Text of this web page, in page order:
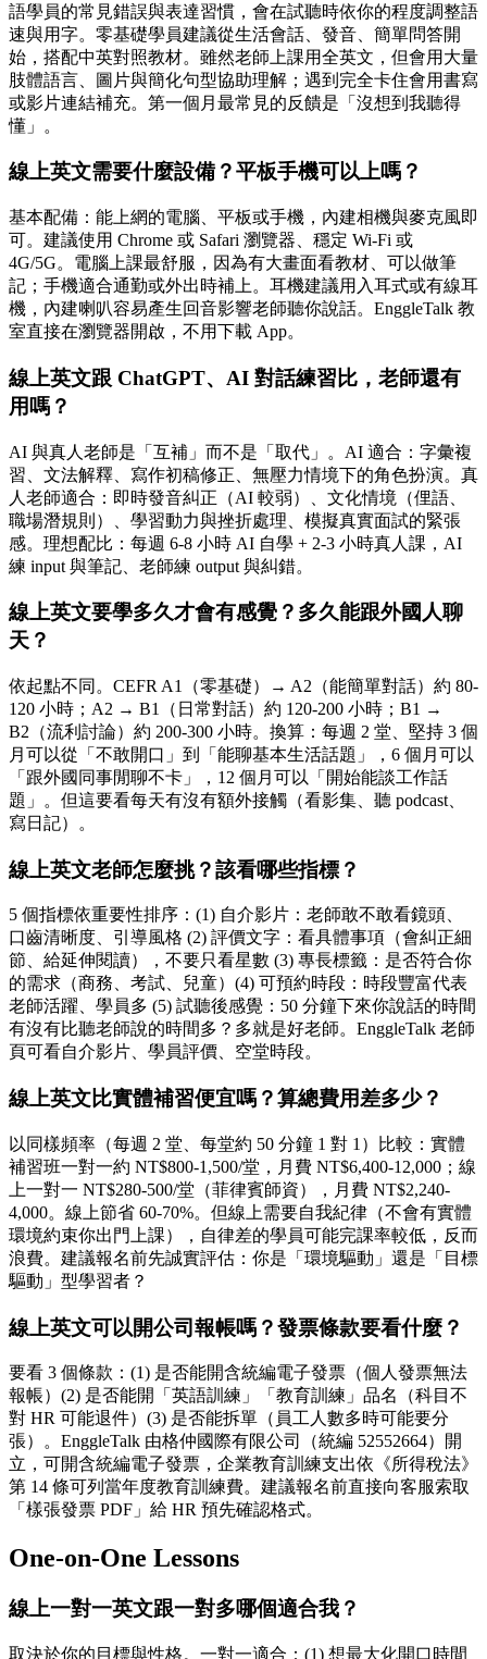
語學員的常見錯誤與表達習慣，會在試聽時依你的程度調整語
速與用字。零基礎學員建議從生活會話、發音、簡單問答開
始，搭配中英對照教材。雖然老師上課用全英文，但會用大量
肢體語言、圖片與簡化句型協助理解；遇到完全卡住會用書寫
或影片連結補充。第一個月最常見的反饋是「沒想到我聽得
懂」。
線上英文需要什麼設備？平板手機可以上嗎？
基本配備：能上網的電腦、平板或手機，內建相機與麥克風即
可。建議使用 Chrome 或 Safari 瀏覽器、穩定 Wi-Fi 或
4G/5G。電腦上課最舒服，因為有大畫面看教材、可以做筆
記；手機適合通勤或外出時補上。耳機建議用入耳式或有線耳
機，內建喇叭容易產生回音影響老師聽你說話。EnggleTalk 教
室直接在瀏覽器開啟，不用下載 App。
線上英文跟 ChatGPT、AI 對話練習比，老師還有
用嗎？
AI 與真人老師是「互補」而不是「取代」。AI 適合：字彙複
習、文法解釋、寫作初稿修正、無壓力情境下的角色扮演。真
人老師適合：即時發音糾正（AI 較弱）、文化情境（俚語、
職場潛規則）、學習動力與挫折處理、模擬真實面試的緊張
感。理想配比：每週 6-8 小時 AI 自學 + 2-3 小時真人課，AI
練 input 與筆記、老師練 output 與糾錯。
線上英文要學多久才會有感覺？多久能跟外國人聊
天？
依起點不同。CEFR A1（零基礎）→ A2（能簡單對話）約 80-
120 小時；A2 → B1（日常對話）約 120-200 小時；B1 →
B2（流利討論）約 200-300 小時。換算：每週 2 堂、堅持 3 個
月可以從「不敢開口」到「能聊基本生活話題」，6 個月可以
「跟外國同事閒聊不卡」，12 個月可以「開始能談工作話
題」。但這要看每天有沒有額外接觸（看影集、聽 podcast、
寫日記）。
線上英文老師怎麼挑？該看哪些指標？
5 個指標依重要性排序：(1) 自介影片：老師敢不敢看鏡頭、
口齒清晰度、引導風格 (2) 評價文字：看具體事項（會糾正細
節、給延伸閱讀），不要只看星數 (3) 專長標籤：是否符合你
的需求（商務、考試、兒童）(4) 可預約時段：時段豐富代表
老師活躍、學員多 (5) 試聽後感覺：50 分鐘下來你說話的時間
有沒有比聽老師說的時間多？多就是好老師。EnggleTalk 老師
頁可看自介影片、學員評價、空堂時段。
線上英文比實體補習便宜嗎？算總費用差多少？
以同樣頻率（每週 2 堂、每堂約 50 分鐘 1 對 1）比較：實體
補習班一對一約 NT$800-1,500/堂，月費 NT$6,400-12,000；線
上一對一 NT$280-500/堂（菲律賓師資），月費 NT$2,240-
4,000。線上節省 60-70%。但線上需要自我紀律（不會有實體
環境約束你出門上課），自律差的學員可能完課率較低，反而
浪費。建議報名前先誠實評估：你是「環境驅動」還是「目標
驅動」型學習者？
線上英文可以開公司報帳嗎？發票條款要看什麼？
要看 3 個條款：(1) 是否能開含統編電子發票（個人發票無法
報帳）(2) 是否能開「英語訓練」「教育訓練」品名（科目不
對 HR 可能退件）(3) 是否能拆單（員工人數多時可能要分
張）。EnggleTalk 由格仲國際有限公司（統編 52552664）開
立，可開含統編電子發票，企業教育訓練支出依《所得稅法》
第 14 條可列當年度教育訓練費。建議報名前直接向客服索取
「樣張發票 PDF」給 HR 預先確認格式。
One-on-One Lessons
線上一對一英文跟一對多哪個適合我？
取決於你的目標與性格。一對一適合：(1) 想最大化開口時間